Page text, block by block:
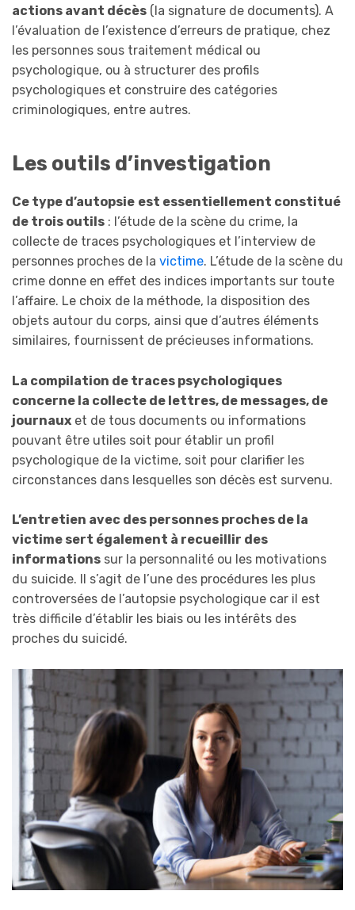
actions avant décès (la signature de documents). A
l’évaluation de l’existence d’erreurs de pratique, chez
les personnes sous traitement médical ou
psychologique, ou à structurer des profils
psychologiques et construire des catégories
criminologiques, entre autres.
Les outils d’investigation
Ce type d’autopsie est essentiellement constitué
de trois outils : l’étude de la scène du crime, la
collecte de traces psychologiques et l’interview de
personnes proches de la victime. L’étude de la scène du
crime donne en effet des indices importants sur toute
l’affaire. Le choix de la méthode, la disposition des
objets autour du corps, ainsi que d’autres éléments
similaires, fournissent de précieuses informations.
La compilation de traces psychologiques
concerne la collecte de lettres, de messages, de
journaux et de tous documents ou informations
pouvant être utiles soit pour établir un profil
psychologique de la victime, soit pour clarifier les
circonstances dans lesquelles son décès est survenu.
L’entretien avec des personnes proches de la
victime sert également à recueillir des
informations sur la personnalité ou les motivations
du suicide. Il s’agit de l’une des procédures les plus
controversées de l’autopsie psychologique car il est
très difficile d’établir les biais ou les intérêts des
proches du suicidé.